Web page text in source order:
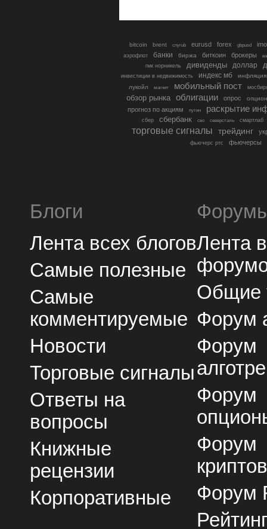
bitcoin brent cnyrub eurusd forex gbpusd
аэрофлот банки биржа биткоин брокеры
гмк норникель
дивиденды доллар
инвестиции в недвижимость индекс мб
инфляция
лукойл
магнит мобильный пост
обзор рынка облигации опрос
прогноз по акциям путин раскрытие
сбер сбербанк сво северсталь смартлаб
торговые сигналы трейдинг
фьючерс ртс фьючерсы
Блоги
Лента всех блогов
Самые полезные
Самые
комментируемые
Новости
Торговые сигналы
Ответы на
вопросы
Книжные
рецензии
Корпоративные
Лента
Общие
Форум
Форум
Форум
Форум
Форум